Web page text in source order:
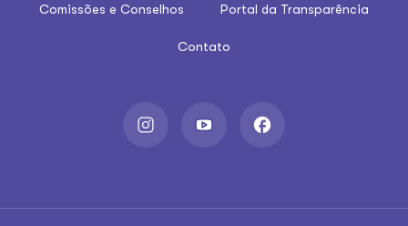
Comissões e Conselhos Portal da Transparência
Contato